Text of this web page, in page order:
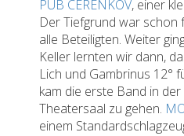
PUB CERENKOV, einer
Der Tiefgrund war schon
alle Beteiligten. Weiter
Keller lernten wir dann,
Lich und Gambrinus 12°
kam die erste Band in
Theatersaal zu gehen.
einem